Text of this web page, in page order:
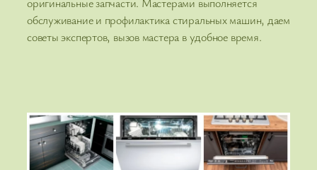
обслуживание и профилактика стиральных машин, даем
советы экспертов, вызов мастера в удобное время.